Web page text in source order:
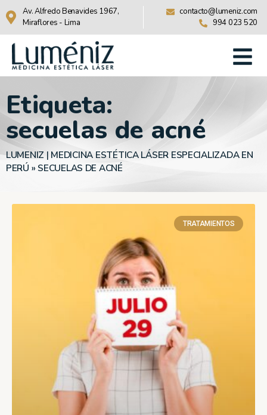
Av. Alfredo Benavides 1967,
Miraflores - Lima
contacto@lumeniz.com
994 023 520
Etiqueta:
secuelas de acné
LUMENIZ | MEDICINA ESTÉTICA LÁSER ESPECIALIZADA EN
PERÚ » SECUELAS DE ACNÉ
TRATAMIENTOS